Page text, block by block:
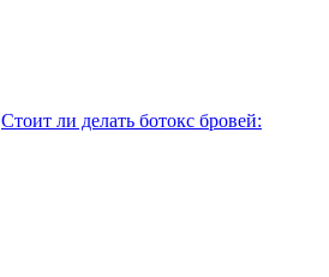
Стоит ли делать ботокс бровей: